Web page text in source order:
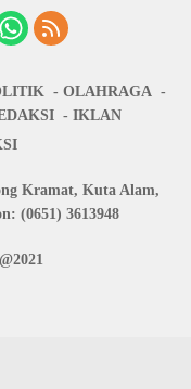
OLAHRAGA
IKLAN
Kramat, Kuta Alam,
(0651) 3613948